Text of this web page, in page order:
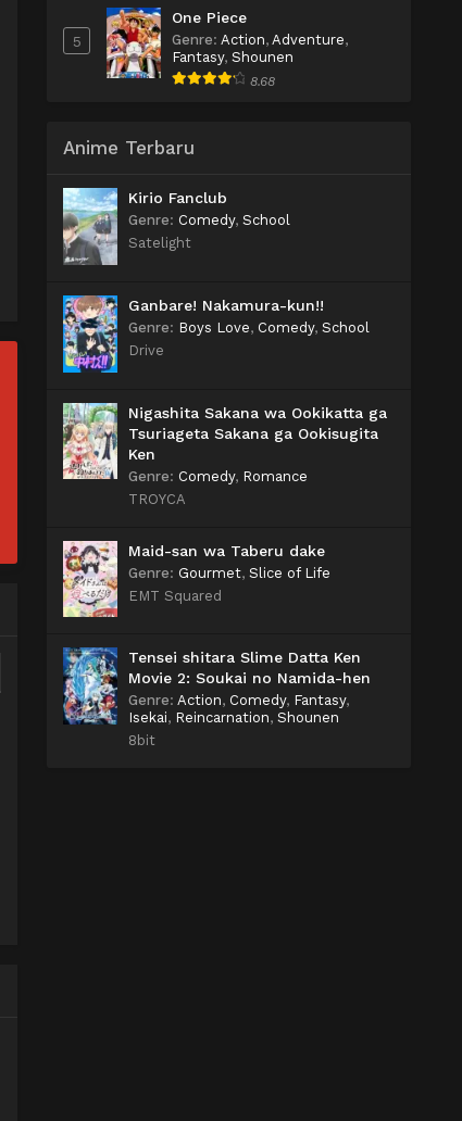
5
One Piece
Genre: Action, Adventure,
Fantasy, Shounen
8.68
Anime Terbaru
Kirio Fanclub
Genre: Comedy, School
Satelight
Ganbare! Nakamura-kun!!
Genre: Boys Love, Comedy, School
Drive
Nigashita Sakana wa Ookikatta ga
Tsuriageta Sakana ga Ookisugita
Ken
Genre: Comedy, Romance
TROYCA
Maid-san wa Taberu dake
Genre: Gourmet, Slice of Life
EMT Squared
Tensei shitara Slime Datta Ken
Movie 2: Soukai no Namida-hen
Genre: Action, Comedy, Fantasy,
Isekai, Reincarnation, Shounen
8bit